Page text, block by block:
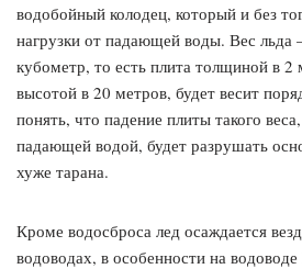
водобойный колодец, который и без
нагрузки от падающей воды. Вес льда
кубометр, то есть плита толщиной в
высотой в 20 метров, будет весит
понять, что падение плиты такого
падающей водой, будет разрушать
хуже тарана.
Кроме водосброса лед осаждается
водоводах, в особенности на